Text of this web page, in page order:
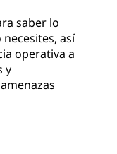
saber lo
así
operativa a
y